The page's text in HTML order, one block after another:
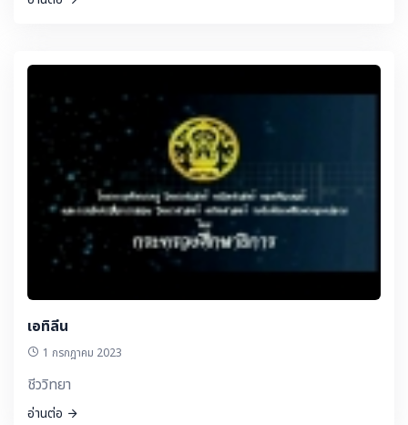
เอทิลีน
1 กรกฎาคม 2023
ชีววิทยา
อ่านต่อ